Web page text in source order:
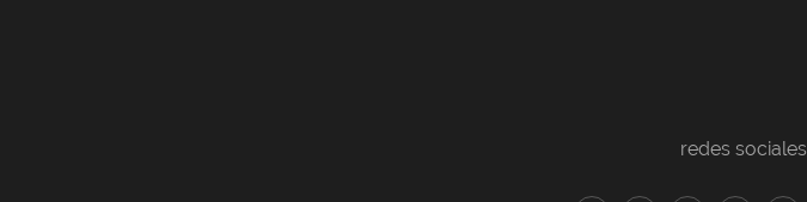
redes sociales